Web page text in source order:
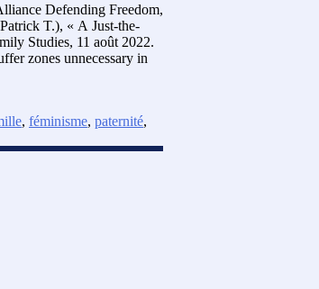
Defending Freedom,
T.), « A Just-the-
Studies, 11 août 2022.
zones unnecessary in
, féminisme, paternité,